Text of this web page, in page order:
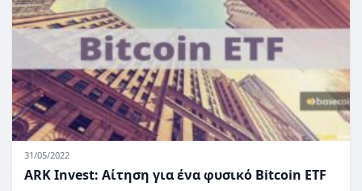
31/05/2022
ARK Invest: Αίτηση για ένα φυσικό Bitcoin ETF